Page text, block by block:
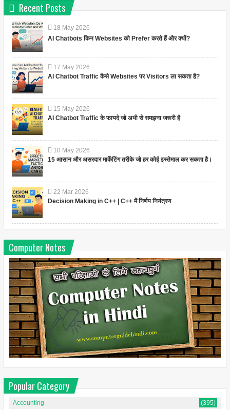
Recent Posts
18 May 2026
AI Chatbots किन Websites को Prefer करते हैं और क्यों?
17 May 2026
AI Chatbot Traffic कैसे Websites पर Visitors ला सकता है?
15 May 2026
AI Chatbot Traffic के फायदे जो अभी से समझना जरूरी है
10 May 2026
15 आसान और असरदार मार्केटिंग तरीके जो हर कोई इस्तेमाल कर सकता है।
22 Mar 2026
Decision Making in C++ | C++ में निर्णय नियंत्रण
Computer Notes
Popular Category
Accounting (395)